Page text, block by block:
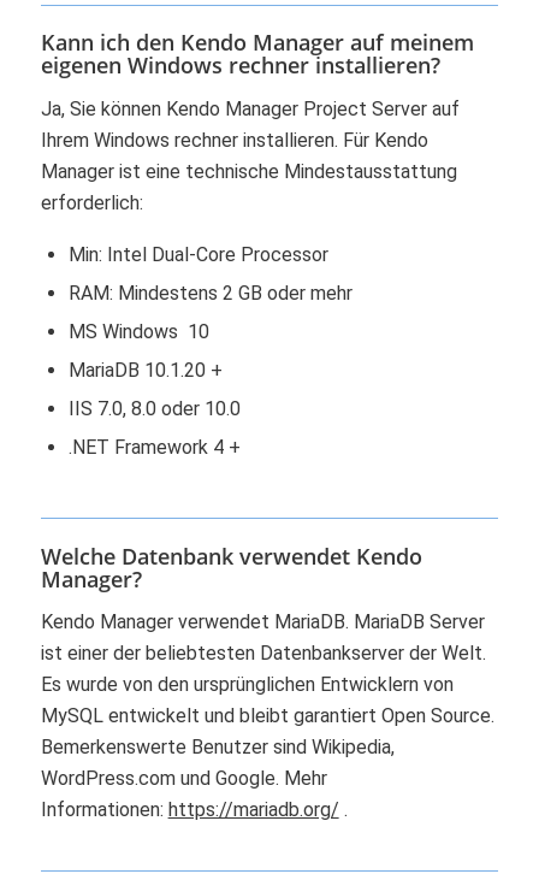
Kann ich den Kendo Manager auf meinem
eigenen Windows rechner installieren?
Ja, Sie können Kendo Manager Project Server auf
Ihrem Windows rechner installieren. Für Kendo
Manager ist eine technische Mindestausstattung
erforderlich:
Min: Intel Dual-Core Processor
RAM: Mindestens 2 GB oder mehr
MS Windows 10
MariaDB 10.1.20 +
IIS 7.0, 8.0 oder 10.0
.NET Framework 4 +
Welche Datenbank verwendet Kendo
Manager?
Kendo Manager verwendet MariaDB. MariaDB Server
ist einer der beliebtesten Datenbankserver der Welt.
Es wurde von den ursprünglichen Entwicklern von
MySQL entwickelt und bleibt garantiert Open Source.
Bemerkenswerte Benutzer sind Wikipedia,
WordPress.com und Google. Mehr
Informationen: https://mariadb.org/ .